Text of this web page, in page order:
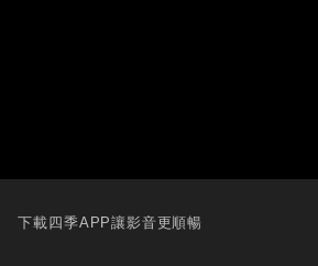
下載四季APP讓影音更順暢